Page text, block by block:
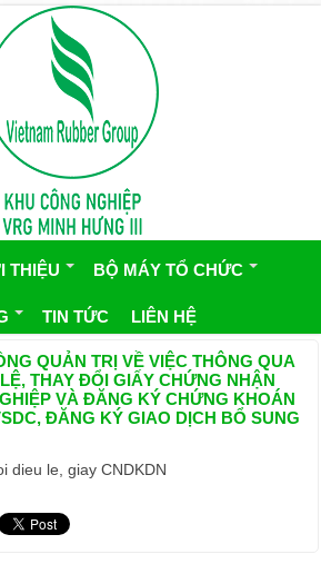
THIỆU BỘ MÁY TỔ CHỨC
TIN TỨC LIÊN HỆ
QUẢN TRỊ VỀ VIỆC THÔNG QUA
THAY ĐỔI GIẤY CHỨNG NHẬN
VÀ ĐĂNG KÝ CHỨNG KHOÁN
ĐĂNG KÝ GIAO DỊCH BỔ SUNG
dieu le, giay CNDKDN